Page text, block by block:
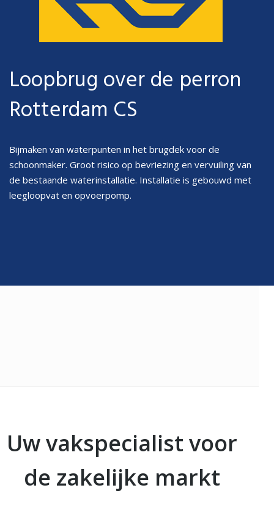
Loopbrug over de perron
Rotterdam CS
Bijmaken van waterpunten in het brugdek voor de
schoonmaker. Groot risico op bevriezing en vervuiling van
de bestaande waterinstallatie. Installatie is gebouwd met
leegloopvat en opvoerpomp.
Uw vakspecialist voor
de zakelijke markt